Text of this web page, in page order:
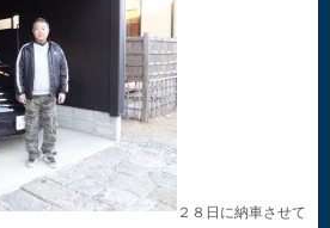
２８日に納車させて